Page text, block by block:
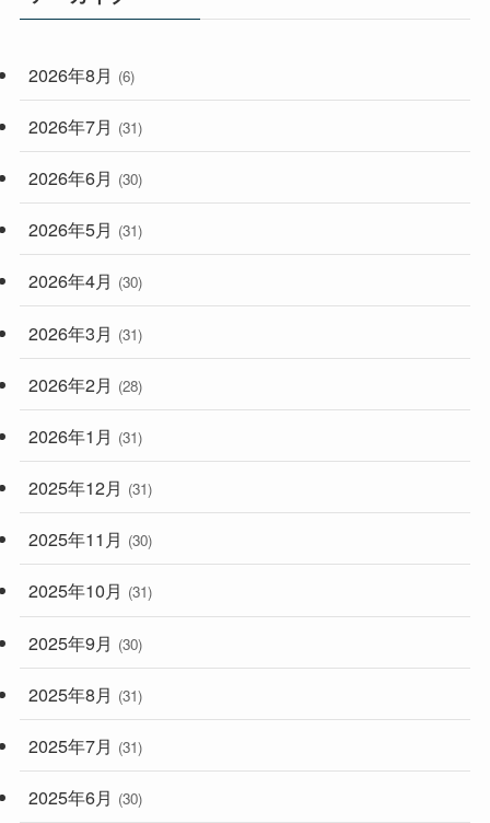
(33)
(248)
2026年8月 (6)
2026年7月 (31)
2026年6月 (30)
2026年5月 (31)
2026年4月 (30)
2026年3月 (31)
2026年2月 (28)
2026年1月 (31)
2025年12月 (31)
2025年11月 (30)
2025年10月 (31)
2025年9月 (30)
2025年8月 (31)
2025年7月 (31)
2025年6月 (30)